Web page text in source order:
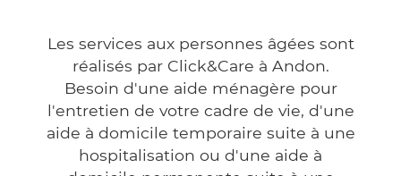
Les services aux personnes âgées sont
réalisés par Click&Care à Andon.
Besoin d'une aide ménagère pour
l'entretien de votre cadre de vie, d'une
aide à domicile temporaire suite à une
hospitalisation ou d'une aide à